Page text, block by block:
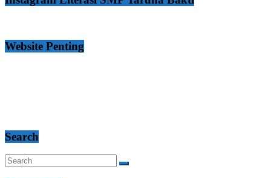
Website Penting
Search